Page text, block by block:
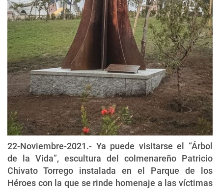
22-Noviembre-2021.- Ya puede visitarse el “Árbol
de la Vida”, escultura del colmenareño Patricio
Chivato Torrego instalada en el Parque de los
Héroes con la que se rinde homenaje a las víctimas